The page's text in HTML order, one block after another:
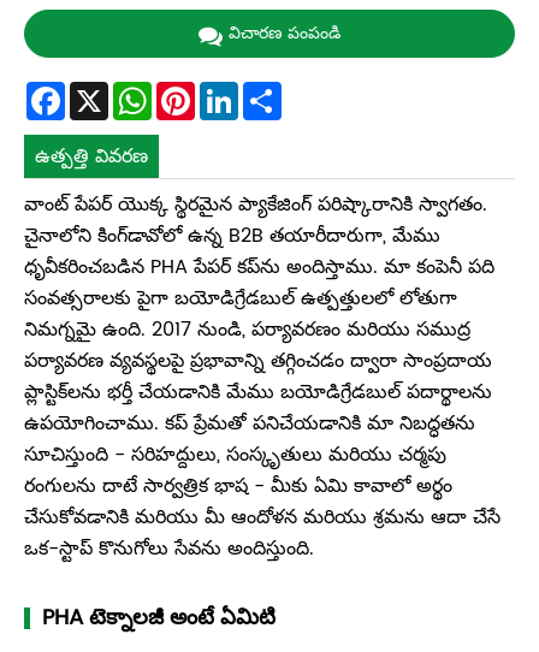
విచారణ పంపండి
Facebook
X WhatsApp
Pinterest
LinkedIn
ఉత్పత్తి వివరణ
వాంట్ పేపర్ యొక్క స్థిరమైన ప్యాకేజింగ్ పరిష్కారానికి స్వాగతం.
చైనాలోని కింగ్‌డావోలో ఉన్న B2B తయారీదారుగా, మేము
ధృవీకరించబడిన PHA పేపర్ కప్‌ను అందిస్తాము. మా కంపెనీ పది
సంవత్సరాలకు పైగా బయోడిగ్రేడబుల్ ఉత్పత్తులలో లోతుగా
నిమగ్నమై ఉంది. 2017 నుండి, పర్యావరణం మరియు సముద్ర
పర్యావరణ వ్యవస్థలపై ప్రభావాన్ని తగ్గించడం ద్వారా సాంప్రదాయ
ప్లాస్టిక్‌లను భర్తీ చేయడానికి మేము బయోడిగ్రేడబుల్ పదార్థాలను
ఉపయోగించాము. కప్ ప్రేమతో పనిచేయడానికి మా నిబద్ధతను
సూచిస్తుంది - సరిహద్దులు, సంస్కృతులు మరియు చర్మపు
రంగులను దాటే సార్వత్రిక భాష - మీకు ఏమి కావాలో అర్థం
చేసుకోవడానికి మరియు మీ ఆందోళన మరియు శ్రమను ఆదా చేసే
ఒక-స్టాప్ కొనుగోలు సేవను అందిస్తుంది.
PHA టెక్నాలజీ అంటే ఏమిటి